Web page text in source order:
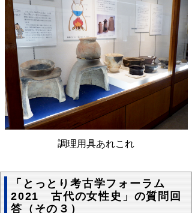
調理用具あれこれ
「とっとり考古学フォーラム
2021 古代の女性史」の質問回
答（その３）